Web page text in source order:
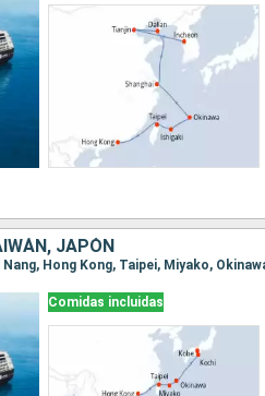
JAPÓN
Hong Kong, Taipei, Miyako,
Comidas incluidas